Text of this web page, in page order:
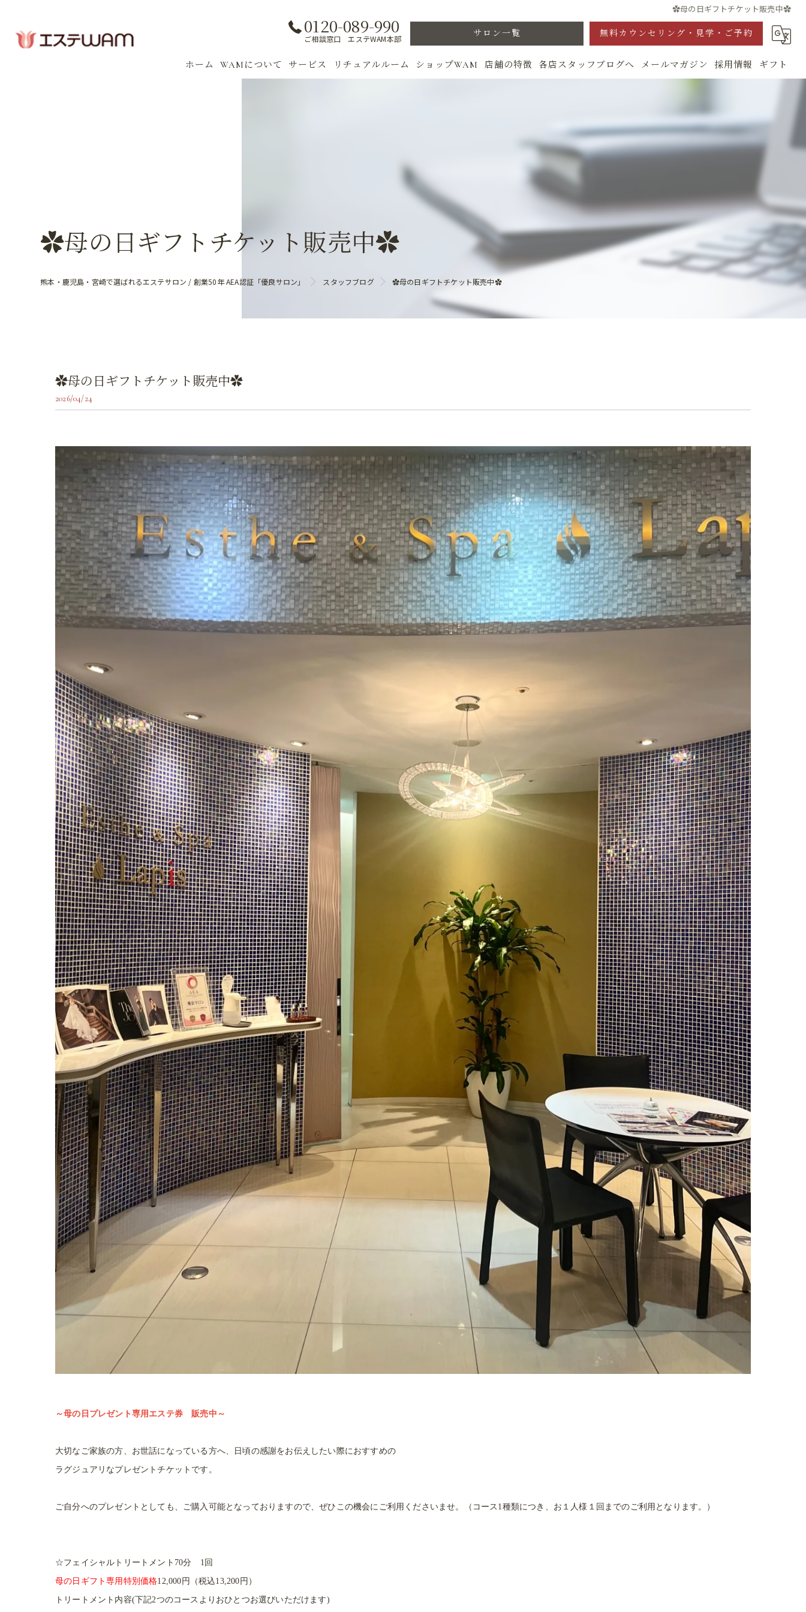
✿母の日ギフトチケット販売中✿
0120-089-990
ご相談窓口 エステWAM本部
サロン一覧 無料カウンセリング・見学・ご予約
ホーム WAMについて サービス
女性専用フィットネス
リチュアルルーム ショップWAM 店舗の特徴
スキンケア
各店スタッフブログへ メールマガジン 採用情報 ギフト
✿母の日ギフトチケット販売中✿
熊本・鹿児島・宮崎で選ばれるエステサロン / 創業50年 AEA認証「優良サロン」 スタッフブログ ✿母の日ギフトチケット販売中✿
✿母の日ギフトチケット販売中✿
2026/04/24
～母の日プレゼント専用エステ券 販売中～
大切なご家族の方、お世話になっている方へ、日頃の感謝をお伝えしたい際におすすめの
ラグジュアリなプレゼントチケットです。
ご自分へのプレゼントとしても、ご購入可能となっておりますので、ぜひこの機会にご利用くださいませ。（コース1種類につき、お１人様１回までのご利用となります。）
☆フェイシャルトリートメント70分 1回
母の日ギフト専用特別価格12,000円（税込13,200円）
トリートメント内容(下記2つのコースよりおひとつお選びいただけます)